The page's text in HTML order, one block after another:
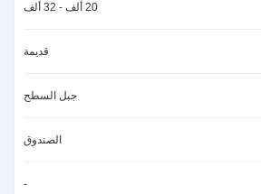
20 ألف - 32 ألف
قديمة
جبل السطح
الصندوق
-